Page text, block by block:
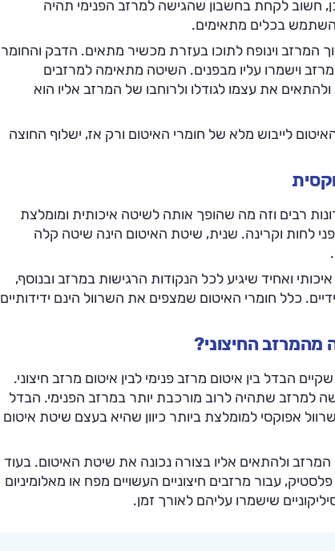
חשוב לקחת בחשבון שהגישה למרזב הפנימי תהיה
להשתמש בכלים מתאימים.
המרזב וינופח לתוכו בעזרת מכשיר מתאים. הדבק והחומר
וישמרו עליו מבפנים. השיטה מתאימה למרזבים
את עצמו לגודלו ולרוחבו של המרזב אליו הוא
לייבוש מלא של חומרי האיטום ורק אז, ישלוף החוצה
רבים וזה מה שהופך אותה לשיטה איכותית ומומלצת
לחות וקרינה. שנית, שיטת האיטום הינה שיטה קלה
ואחיד שיגיע לכל הנקודות הרגישות במרזב ובנוסף,
כלל חומרי האיטום שמצפים את השרוול הינם ידידותיים
מהמרזב החיצוני?
הבדל בין איטום מרזב פנימי לבין איטום מרזב חיצוני.
למרזב שתהיה לרוב מורכבת יותר במרזב הפנימי. הבדל
אפוקסי למומלצת ביותר כיוון שהיא בעצם שיטת איטום
המרזב ולהתאים אליו בצורה נכונה את שיטת האיטום. בעוד
עבור מרזבים חיצוניים העשויים מפח או מאלומיניום
שישמרו עליהם לאורך זמן.